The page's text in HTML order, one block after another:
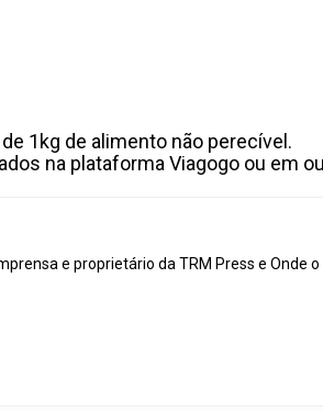
1kg de alimento não perecível.
na plataforma Viagogo ou em
e proprietário da TRM Press e Onde